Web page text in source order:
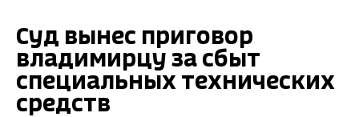
Суд вынес приговор
владимирцу за сбыт
специальных технических
средств